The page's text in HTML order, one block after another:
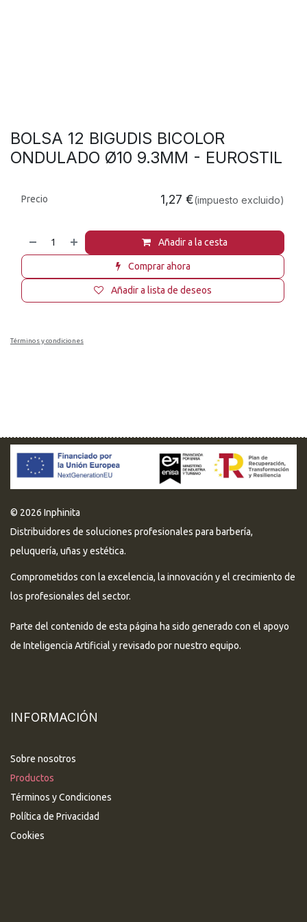
BOLSA 12 BIGUDIS BICOLOR
ONDULADO Ø10 9.3MM - EUROSTIL
Añadir a la cesta
Comprar ahora
Añadir a lista de deseos
Precio 1,27 €(impuesto excluido)
Términos y condiciones
© 2026 Inphinita
Distribuidores de soluciones profesionales para barbería,
peluquería, uñas y estética.
Comprometidos con la excelencia, la innovación y el crecimiento de
los profesionales del sector.
Parte del contenido de esta página ha sido generado con el apoyo
de Inteligencia Artificial y revisado por nuestro equipo.
INFORMACIÓN
Sobre nosotros
Productos
Términos y Condiciones
Política de Privacidad
Cookies